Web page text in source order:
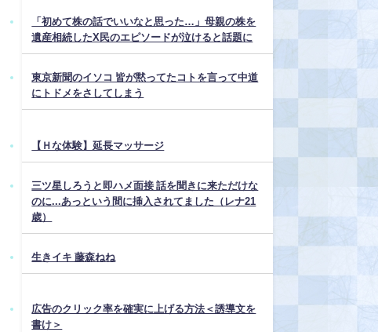
「初めて株の話でいいなと思った…」母親の株を
遺産相続したX民のエピソードが泣けると話題に
東京新聞のイソコ 皆が黙ってたコトを言って中道
にトドメをさしてしまう
【Ｈな体験】延長マッサージ
三ツ星しろうと即ハメ面接 話を聞きに来ただけな
のに...あっという間に挿入されてました（レナ21
歳）
生きイキ 藤森ねね
広告のクリック率を確実に上げる方法＜誘導文を
書け＞